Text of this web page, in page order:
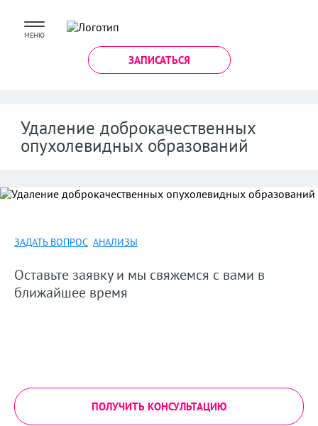
МЕНЮ
ЗАПИСАТЬСЯ
Удаление доброкачественных
опухолевидных образований
ЗАДАТЬ ВОПРОС АНАЛИЗЫ
Оставьте заявку и мы свяжемся с вами в
ближайшее время
ПОЛУЧИТЬ КОНСУЛЬТАЦИЮ